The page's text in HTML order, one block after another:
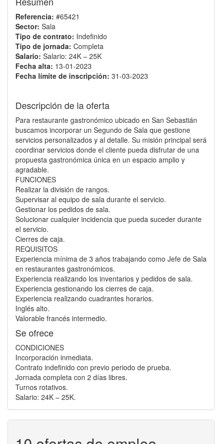
Referencia: #65421
Sector: Sala
Tipo de contrato: Indefinido
Tipo de jornada: Completa
Salario: Salario: 24K – 25K
Fecha alta: 13-01-2023
Fecha límite de inscripción: 31-03-2023
Descripción de la oferta
Para restaurante gastronómico ubicado en San Sebastián
buscamos incorporar un Segundo de Sala que gestione
servicios personalizados y al detalle. Su misión principal será
coordinar servicios donde el cliente pueda disfrutar de una
propuesta gastronómica única en un espacio amplio y
agradable.
FUNCIONES
Realizar la división de rangos.
Supervisar al equipo de sala durante el servicio.
Gestionar los pedidos de sala.
Solucionar cualquier incidencia que pueda suceder durante
el servicio.
Cierres de caja.
REQUISITOS
Experiencia mínima de 3 años trabajando como Jefe de Sala
en restaurantes gastronómicos.
Experiencia realizando los inventarios y pedidos de sala.
Experiencia gestionando los cierres de caja.
Experiencia realizando cuadrantes horarios.
Inglés alto.
Valorable francés intermedio.
Se ofrece
CONDICIONES
Incorporación inmediata.
Contrato indefinido con previo periodo de prueba.
Jornada completa con 2 días libres.
Turnos rotativos.
Salario: 24K – 25K.